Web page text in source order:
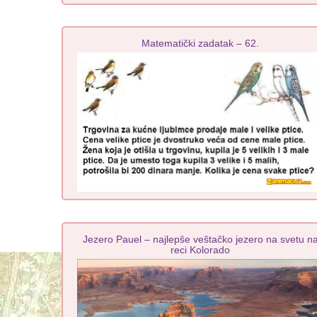
Matematički zadatak – 62.
Jezero Pauel – najlepše veštačko jezero na svetu
reci Kolorado